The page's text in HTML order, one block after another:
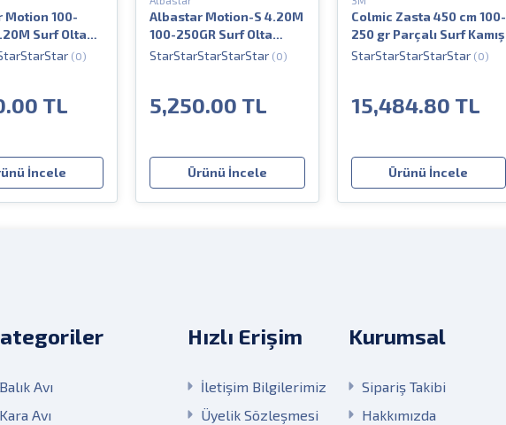
Motion 100-
Surf Olta
(0)
TL
İncele
Albastar Motion-S 4.20M
100-250GR Surf Olta
Kamışı
(0)
5,250.00 TL
Ürünü İncele
Colmic Zasta 450 cm 100-
250 gr Parçalı Surf Kamış
(0)
15,484.80 TL
Ürünü İncele
Balık Avı
Kara Avı
Hızlı Erişim
İletişim Bilgilerimiz
Üyelik Sözleşmesi
Kurumsal
Sipariş Takibi
Hakkımızda